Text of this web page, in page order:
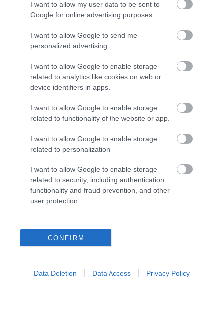
I want to allow my user data to be sent to
Google for online advertising purposes.
I want to allow Google to send me
personalized advertising.
I want to allow Google to enable storage
related to analytics like cookies on web or
device identifiers in apps.
I want to allow Google to enable storage
related to functionality of the website or app.
I want to allow Google to enable storage
related to personalization.
I want to allow Google to enable storage
related to security, including authentication
functionality and fraud prevention, and other
user protection.
CONFIRM
Data Deletion Data Access Privacy Policy
Εγκυμοσύνη στην
περιεμμηνόπαυση: Όσα
πρέπει να γνωρίζετε
Καύσωνας και
συμβαίνει στο σώμα της
μητέρας και στο έμβρυο
[μελέτη]
κίνηση - ένας απλός
στόχος με σημαντικό
όφελος για μητέρα και
γυναίκας κατά την
εγκυμοσύνη και μετά